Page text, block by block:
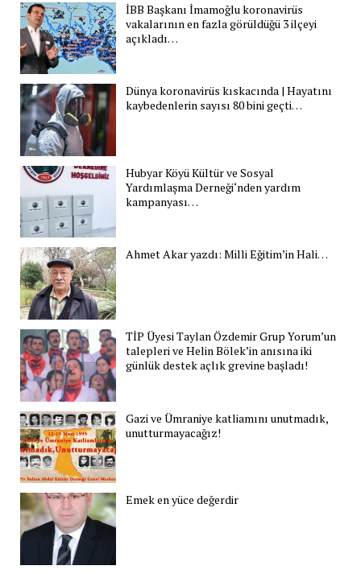
İBB Başkanı İmamoğlu koronavirüs
vakalarının en fazla görüldüğü 3 ilçeyi
açıkladı…
Dünya koronavirüs kıskacında | Hayatını
kaybedenlerin sayısı 80 bini geçti…
Hubyar Köyü Kültür ve Sosyal
Yardımlaşma Derneği‘nden yardım
kampanyası…
Ahmet Akar yazdı: Milli Eğitim’in Hali…
TİP Üyesi Taylan Özdemir Grup Yorum’un
talepleri ve Helin Bölek’in anısına iki
günlük destek açlık grevine başladı!
Gazi ve Ümraniye katliamını unutmadık,
unutturmayacağız!
Emek en yüce değerdir